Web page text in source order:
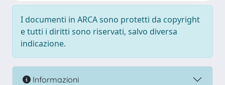
I documenti in ARCA sono protetti da copyright
e tutti i diritti sono riservati, salvo diversa
indicazione.
Informazioni